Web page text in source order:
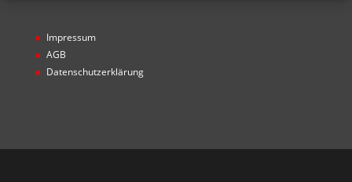
Impressum
AGB
Datenschutzerklärung